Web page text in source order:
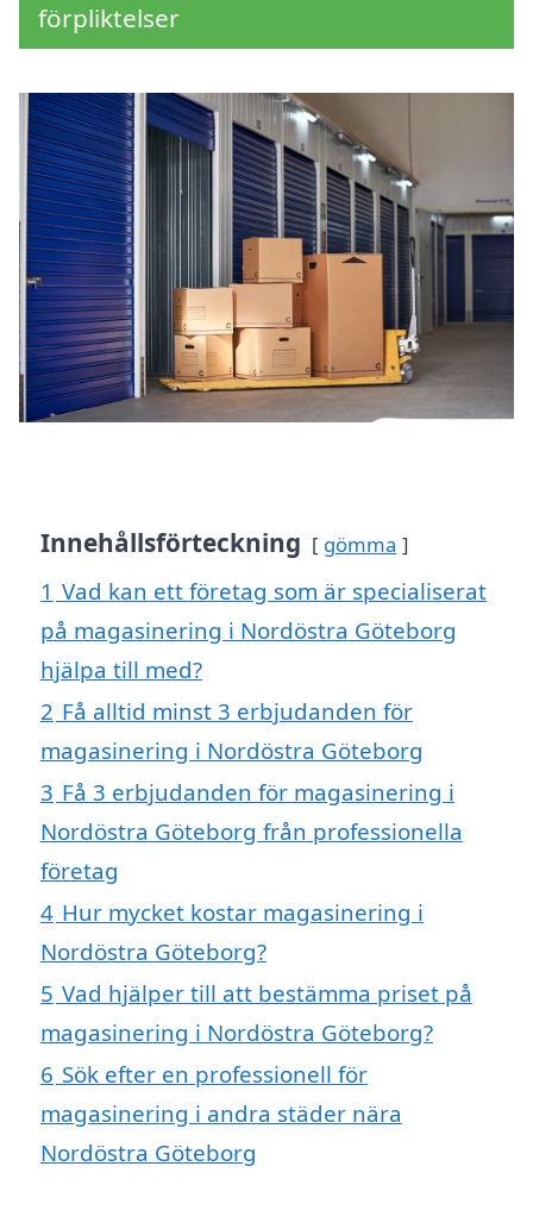
förpliktelser
Innehållsförteckning gömma
1 Vad kan ett företag som är specialiserat
på magasinering i Nordöstra Göteborg
hjälpa till med?
2 Få alltid minst 3 erbjudanden för
magasinering i Nordöstra Göteborg
3 Få 3 erbjudanden för magasinering i
Nordöstra Göteborg från professionella
företag
4 Hur mycket kostar magasinering i
Nordöstra Göteborg?
5 Vad hjälper till att bestämma priset på
magasinering i Nordöstra Göteborg?
6 Sök efter en professionell för
magasinering i andra städer nära
Nordöstra Göteborg